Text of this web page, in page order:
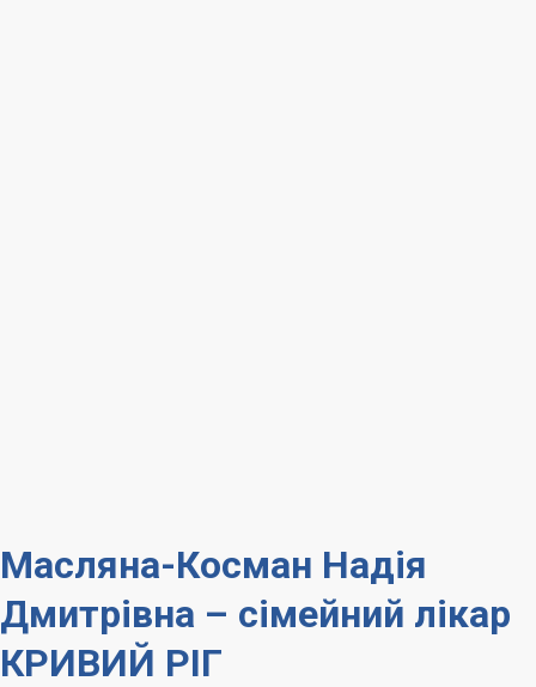
Масляна-Косман Надія
Дмитрівна – сімейний лікар
КРИВИЙ РІГ